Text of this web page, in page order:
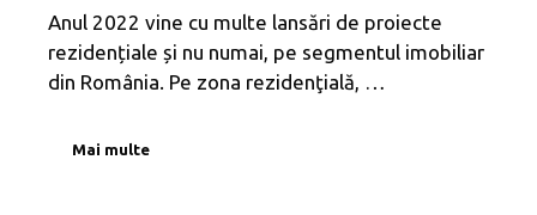
Anul 2022 vine cu multe lansări de proiecte
rezidențiale și nu numai, pe segmentul imobiliar
din România. Pe zona rezidenţială, …
Mai multe